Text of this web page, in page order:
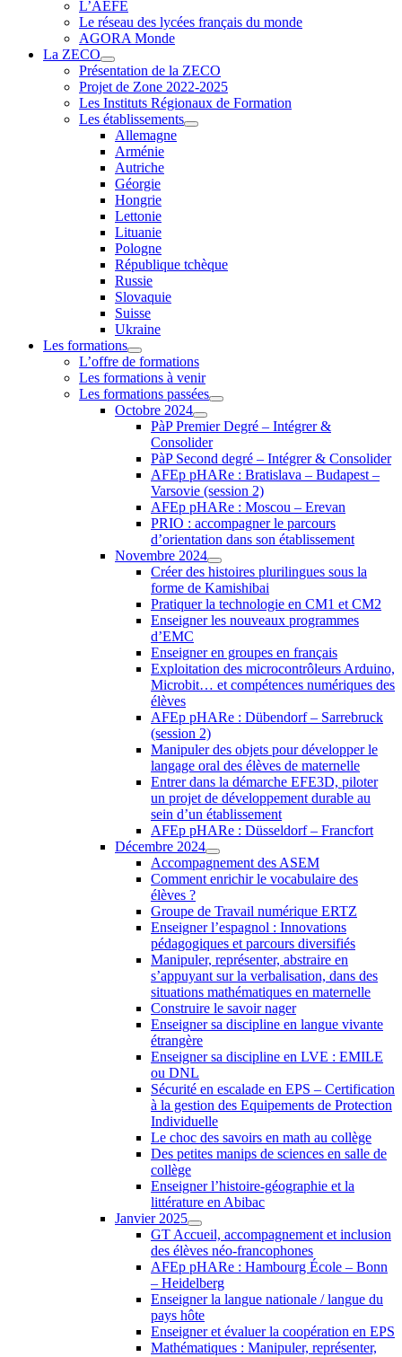
L’AEFE
Le réseau des lycées français du monde
AGORA Monde
La ZECO
Présentation de la ZECO
Projet de Zone 2022-2025
Les Instituts Régionaux de Formation
Les établissements
Allemagne
Arménie
Autriche
Géorgie
Hongrie
Lettonie
Lituanie
Pologne
République tchèque
Russie
Slovaquie
Suisse
Ukraine
Les formations
L’offre de formations
Les formations à venir
Les formations passées
Octobre 2024
PàP Premier Degré – Intégrer &
Consolider
PàP Second degré – Intégrer & Consolider
AFEp pHARe : Bratislava – Budapest –
Varsovie (session 2)
AFEp pHARe : Moscou – Erevan
PRIO : accompagner le parcours
d’orientation dans son établissement
Novembre 2024
Créer des histoires plurilingues sous la
forme de Kamishibai
Pratiquer la technologie en CM1 et CM2
Enseigner les nouveaux programmes
d’EMC
Enseigner en groupes en français
Exploitation des microcontrôleurs Arduino,
Microbit… et compétences numériques des
élèves
AFEp pHARe : Dübendorf – Sarrebruck
(session 2)
Manipuler des objets pour développer le
langage oral des élèves de maternelle
Entrer dans la démarche EFE3D, piloter
un projet de développement durable au
sein d’un établissement
AFEp pHARe : Düsseldorf – Francfort
Décembre 2024
Accompagnement des ASEM
Comment enrichir le vocabulaire des
élèves ?
Groupe de Travail numérique ERTZ
Enseigner l’espagnol : Innovations
pédagogiques et parcours diversifiés
Manipuler, représenter, abstraire en
s’appuyant sur la verbalisation, dans des
situations mathématiques en maternelle
Construire le savoir nager
Enseigner sa discipline en langue vivante
étrangère
Enseigner sa discipline en LVE : EMILE
ou DNL
Sécurité en escalade en EPS – Certification
à la gestion des Equipements de Protection
Individuelle
Le choc des savoirs en math au collège
Des petites manips de sciences en salle de
collège
Enseigner l’histoire-géographie et la
littérature en Abibac
Janvier 2025
GT Accueil, accompagnement et inclusion
des élèves néo-francophones
AFEp pHARe : Hambourg École – Bonn
– Heidelberg
Enseigner la langue nationale / langue du
pays hôte
Enseigner et évaluer la coopération en EPS
Mathématiques : Manipuler, représenter,